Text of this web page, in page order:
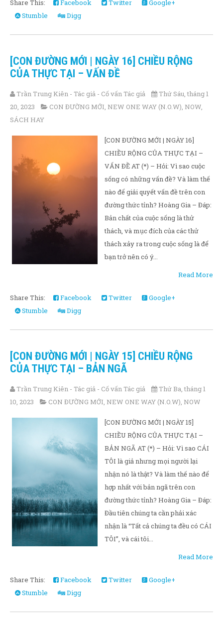
Share This: Facebook Twitter
Google+
Stumble
Digg
[CON ĐƯỜNG MỚI | NGÀY 16] CHIỀU RỘNG
CỦA THỰC TẠI – VẤN ĐỀ
Trần Trung Kiên - Tác giả - Cố vấn Tác giả
Thứ Sáu, tháng 1
20, 2023
CON ĐƯỜNG MỚI, NEW ONE WAY (N.O.W), NOW,
SÁCH HAY
[CON ĐƯỜNG MỚI | NGÀY 16]
CHIỀU RỘNG CỦA THỰC TẠI –
VẤN ĐỀ AT (*) – Hỏi: Vì sao cuộc
sống có những vấn đề? Và làm thế
nào để giải quyết vấn đề trên con
đường thức tỉnh? Hoàng Gia – Đáp:
Bản chất của cuộc sống là thử
thách, và mục đích của các thử
thách xảy ra trong cuộc sống là để
bạn trở nên có ý...
Read More
Share This: Facebook Twitter
Google+
Stumble
Digg
[CON ĐƯỜNG MỚI | NGÀY 15] CHIỀU RỘNG
CỦA THỰC TẠI – BẢN NGÃ
Trần Trung Kiên - Tác giả - Cố vấn Tác giả
Thứ Ba, tháng 1
10, 2023
CON ĐƯỜNG MỚI, NEW ONE WAY (N.O.W), NOW
[CON ĐƯỜNG MỚI | NGÀY 15]
CHIỀU RỘNG CỦA THỰC TẠI –
BẢN NGÃ AT (*) – Hỏi: Vì sao CÁI
TÔI là giả nhưng mọi người lại
nhận nó là thật? Và làm thế nào để
hợp nhất với bản ngã trên con
đường thức tỉnh? Hoàng Gia – Đáp:
Đầu tiên chúng ta cần phải xác
nhận là “Tất cả chúng ta đều có CÁI
TÔI”, và cái tôi...
Read More
Share This: Facebook Twitter
Google+
Stumble
Digg